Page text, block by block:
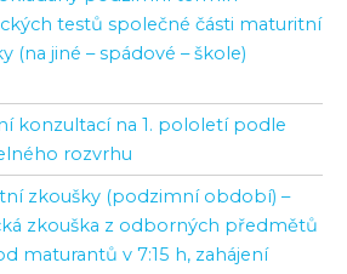
testů společné části maturitní
(na jiné – spádové – škole)
konzultací na 1. pololetí podle
rozvrhu
zkoušky (podzimní období) –
zkouška z odborných předmětů
maturantů v 7:15 h, zahájení